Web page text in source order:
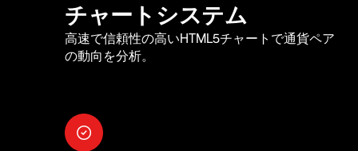
チャートシステム
高速で信頼性の高いHTML5チャートで通貨ペア
の動向を分析。